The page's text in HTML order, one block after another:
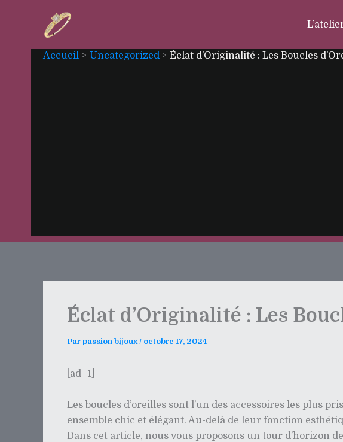
Accueil Uncategorized Éclat d’Originalité : Les Boucles
Éclat d’Originalité : Les
Par passion bijoux/ octobre 17, 2024
[ad_1]
Les boucles d’oreilles sont l’un des accessoires les plus
ensemble chic et élégant. Au-delà de leur fonction
Dans cet article, nous vous proposons un tour d’horizon